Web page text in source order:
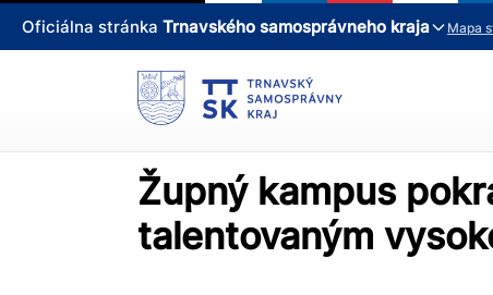
Oficiálna stránka Trnavského samosprávneho kraja Mapa
Župný kampus
talentovaným